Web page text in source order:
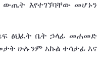
ውጤት እየተገኘባቸው መሆኑን
ፅህፈት ቤት ኃላፊ መሐመድ
ሁሉንም አኩል ተሳታፊ እና